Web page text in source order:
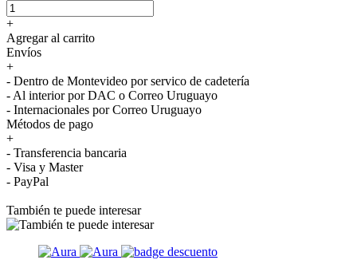
+
Agregar al carrito
Envíos
+
- Dentro de Montevideo por servico de cadetería
- Al interior por DAC o Correo Uruguayo
- Internacionales por Correo Uruguayo
Métodos de pago
+
- Transferencia bancaria
- Visa y Master
- PayPal
También te puede interesar